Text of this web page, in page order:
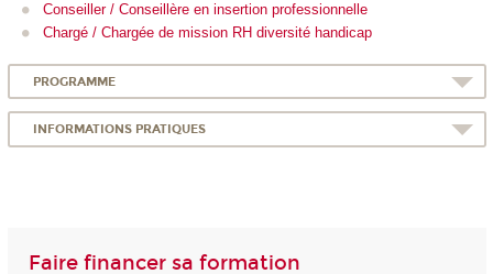
Conseiller / Conseillère en insertion professionnelle
Chargé / Chargée de mission RH diversité handicap
PROGRAMME
INFORMATIONS PRATIQUES
Faire financer sa formation